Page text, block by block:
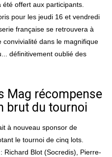
été offert aux participants.
pour les jeudi 16 et vendredi
française se retrouvera à
dans le magnifique
définitivement oublié des
Mag récompense
brut du tournoi
à nouveau sponsor de
le tournoi de cinq lots.
Richard Blot (Socredis), Pierre-